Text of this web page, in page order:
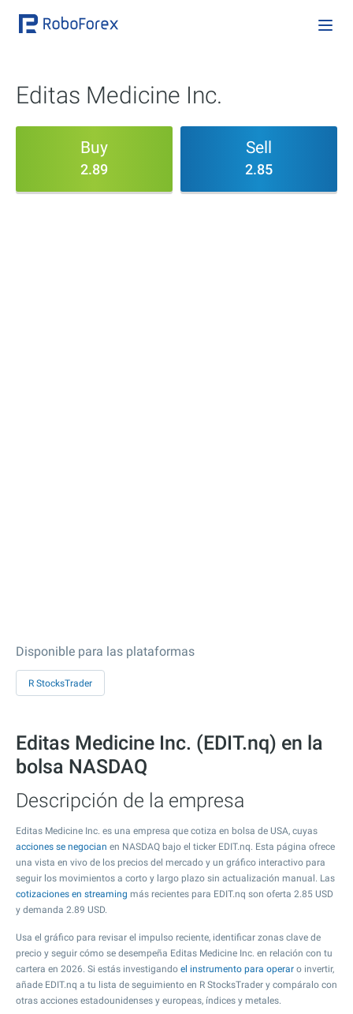
Editas Medicine Inc.
Buy
2.89
Sell
2.85
Disponible para las plataformas
R StocksTrader
Editas Medicine Inc. (EDIT.nq) en la
bolsa NASDAQ
Descripción de la empresa
Editas Medicine Inc. es una empresa que cotiza en bolsa de USA, cuyas
acciones se negocian en NASDAQ bajo el ticker EDIT.nq. Esta página ofrece
una vista en vivo de los precios del mercado y un gráfico interactivo para
seguir los movimientos a corto y largo plazo sin actualización manual. Las
cotizaciones en streaming más recientes para EDIT.nq son oferta 2.85 USD
y demanda 2.89 USD.
Usa el gráfico para revisar el impulso reciente, identificar zonas clave de
precio y seguir cómo se desempeña Editas Medicine Inc. en relación con tu
cartera en 2026. Si estás investigando el instrumento para operar o invertir,
añade EDIT.nq a tu lista de seguimiento en R StocksTrader y compáralo con
otras acciones estadounidenses y europeas, índices y metales.